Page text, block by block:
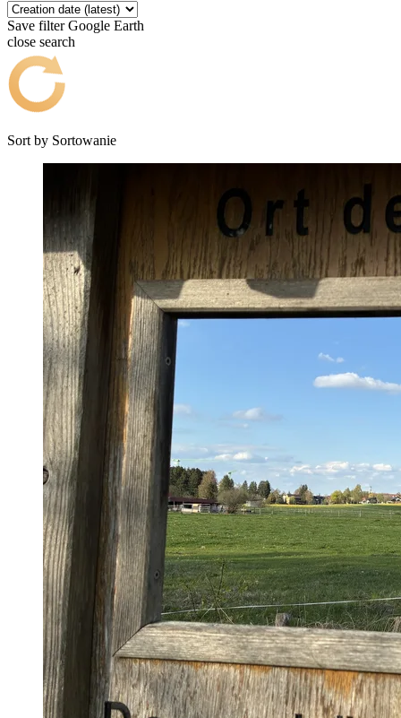
Save filter Google Earth
close search
Sort by Sortowanie